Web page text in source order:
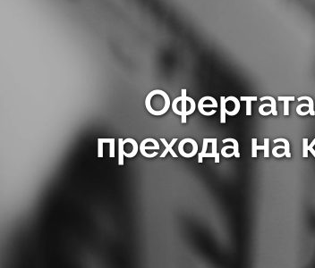
прехода на